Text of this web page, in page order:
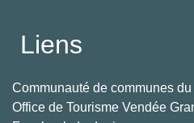
Liens
Communauté de communes
Office de Tourisme Vendée